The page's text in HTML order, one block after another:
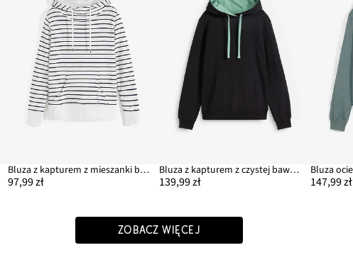
Bluza z kapturem z mieszanki bawełny
97,99 zł
Bluza z kapturem z czystej bawełny organicznej
139,99 zł 147,99 zł
ZOBACZ WIĘCEJ